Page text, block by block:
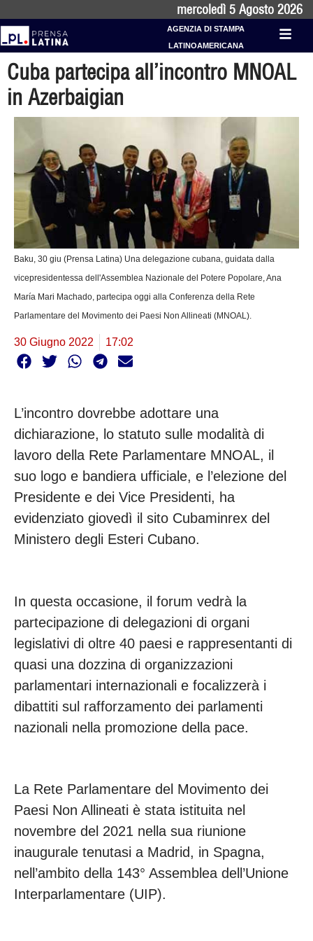
mercoledì 5 Agosto 2026
AGENZIA DI STAMPA
LATINOAMERICANA
Cuba partecipa all’incontro MNOAL
in Azerbaigian
Baku, 30 giu (Prensa Latina) Una delegazione cubana, guidata dalla
vicepresidentessa dell'Assemblea Nazionale del Potere Popolare, Ana
María Mari Machado, partecipa oggi alla Conferenza della Rete
Parlamentare del Movimento dei Paesi Non Allineati (MNOAL).
30 Giugno 2022 17:02
L’incontro dovrebbe adottare una
dichiarazione, lo statuto sulle modalità di
lavoro della Rete Parlamentare MNOAL, il
suo logo e bandiera ufficiale, e l’elezione del
Presidente e dei Vice Presidenti, ha
evidenziato giovedì il sito Cubaminrex del
Ministero degli Esteri Cubano.
In questa occasione, il forum vedrà la
partecipazione di delegazioni di organi
legislativi di oltre 40 paesi e rappresentanti di
quasi una dozzina di organizzazioni
parlamentari internazionali e focalizzerà i
dibattiti sul rafforzamento dei parlamenti
nazionali nella promozione della pace.
La Rete Parlamentare del Movimento dei
Paesi Non Allineati è stata istituita nel
novembre del 2021 nella sua riunione
inaugurale tenutasi a Madrid, in Spagna,
nell’ambito della 143° Assemblea dell’Unione
Interparlamentare (UIP).